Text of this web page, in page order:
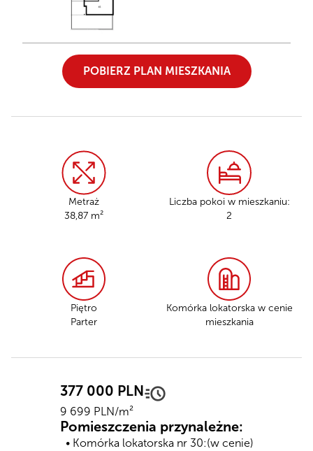
POBIERZ PLAN MIESZKANIA
Metraż
38,87 m²
Liczba pokoi w mieszkaniu:
2
Piętro
Parter
Komórka lokatorska w cenie
mieszkania
377 000 PLN
9 699 PLN/m²
Pomieszczenia przynależne:
Komórka lokatorska nr 30:(w cenie)